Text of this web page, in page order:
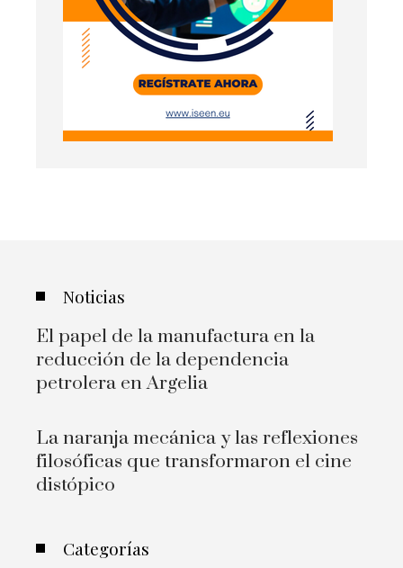
Noticias
El papel de la manufactura en la
reducción de la dependencia
petrolera en Argelia
La naranja mecánica y las reflexiones
filosóficas que transformaron el cine
distópico
Categorías